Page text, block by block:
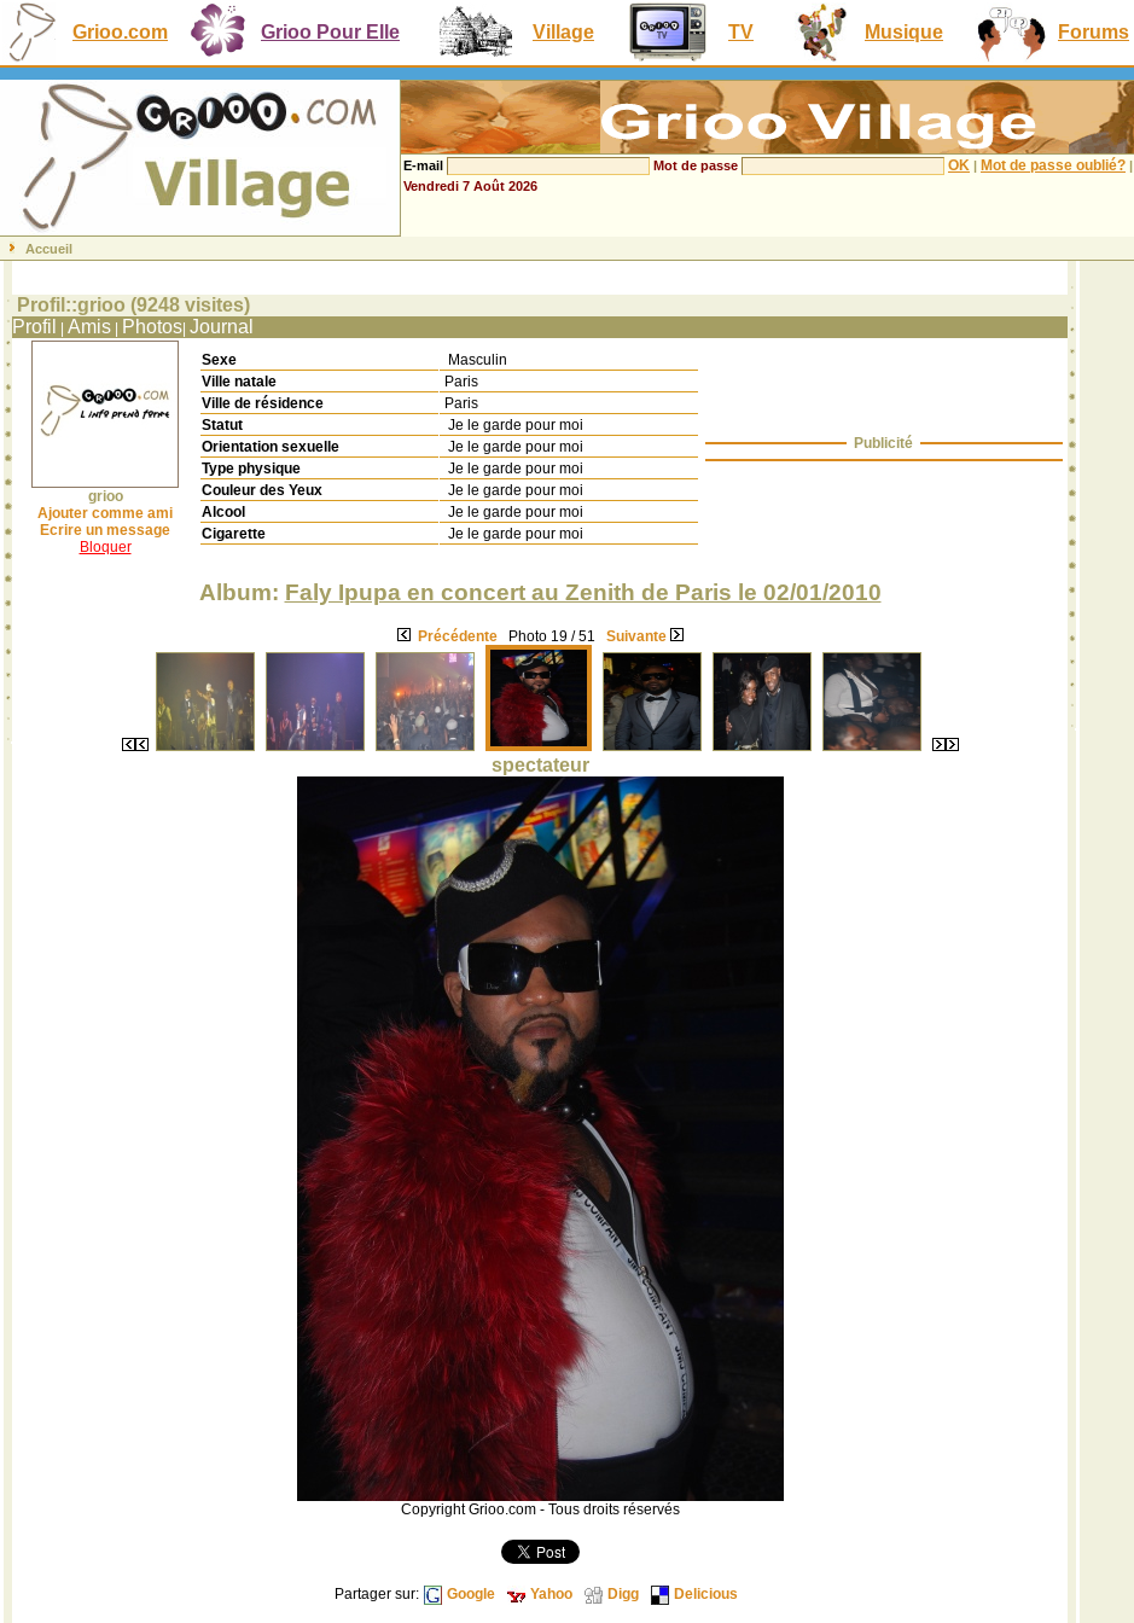
Grioo.com Grioo Pour Elle Village TV Musique Forums
E-mail Mot de passe OK | Mot de passe oublié? |
Vendredi 7 Août 2026
Accueil
Profil::grioo (9248 visites)
Profil
Amis Photos Journal
grioo
Ajouter comme ami
Ecrire un message
Bloquer
Sexe
Masculin
Ville natale
Paris
Ville de résidence
Paris
Statut
Je le garde pour moi
Orientation sexuelle
Je le garde pour moi
Type physique
Je le garde pour moi
Couleur des Yeux
Je le garde pour moi
Alcool
Je le garde pour moi
Cigarette
Je le garde pour moi
Publicité
Album: Faly Ipupa en concert au Zenith de Paris le 02/01/2010
PrécédentePhoto 19 / 51 Suivante
spectateur
Copyright Grioo.com - Tous droits réservés
Partager sur: Google Yahoo Digg Delicious